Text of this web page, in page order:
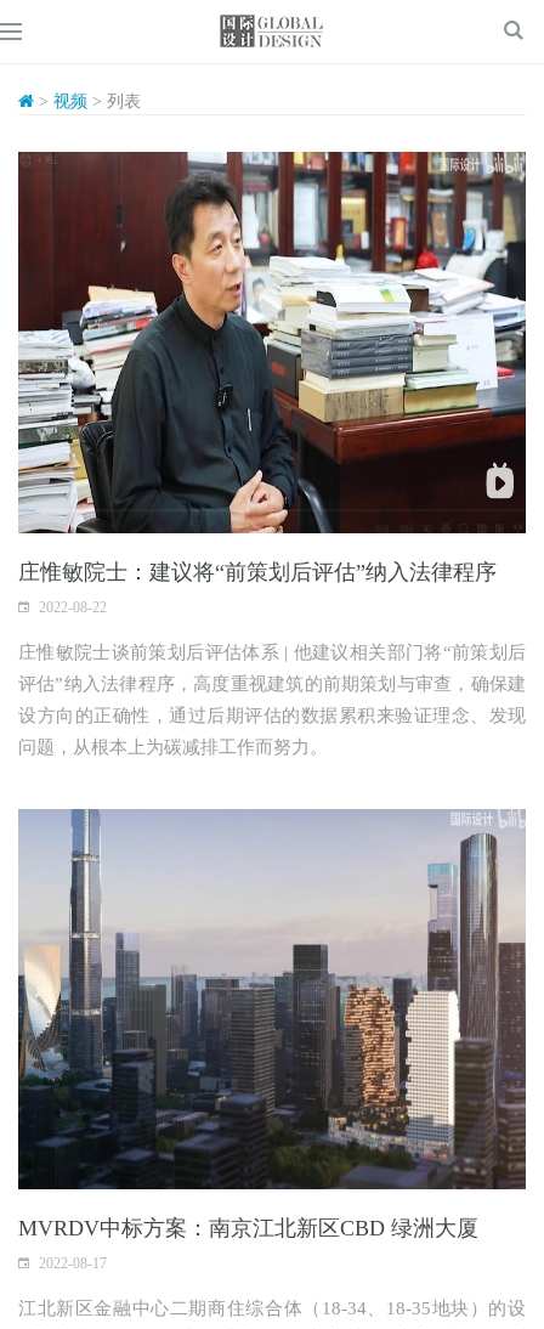
> 视频 > 列表
庄惟敏院士：建议将“前策划后评估”纳入法律程序
2022-08-22
庄惟敏院士谈前策划后评估体系 | 他建议相关部门将“前策划后
评估”纳入法律程序，高度重视建筑的前期策划与审查，确保建
设方向的正确性，通过后期评估的数据累积来验证理念、发现
问题，从根本上为碳减排工作而努力。
MVRDV中标方案：南京江北新区CBD 绿洲大厦
2022-08-17
江北新区金融中心二期商住综合体（18-34、18-35地块）的设